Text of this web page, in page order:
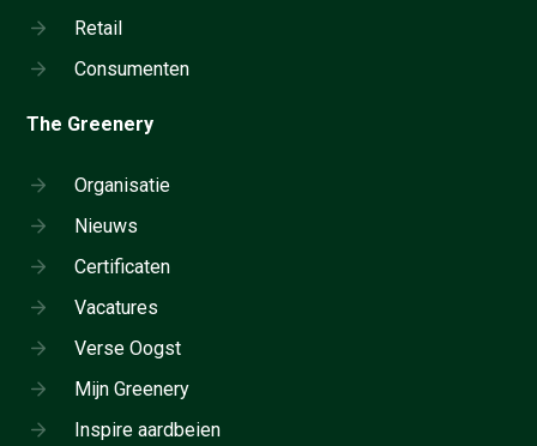
Retail
Consumenten
The Greenery
Organisatie
Nieuws
Certificaten
Vacatures
Verse Oogst
Mijn Greenery
Inspire aardbeien